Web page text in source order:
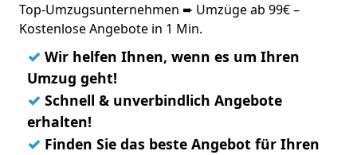
Top-Umzugsunternehmen ➨ Umzüge ab 99€ –
Kostenlose Angebote in 1 Min.
✓ Wir helfen Ihnen, wenn es um Ihren
Umzug geht!
✓ Schnell & unverbindlich Angebote
erhalten!
✓ Finden Sie das beste Angebot für Ihren